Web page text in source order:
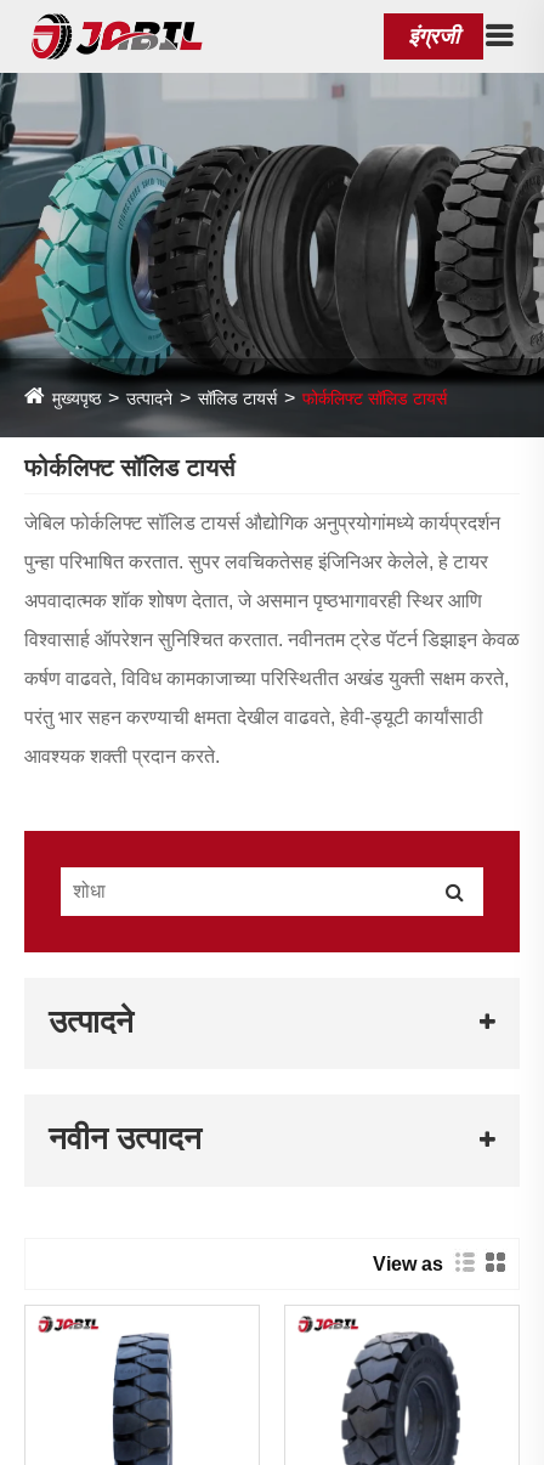
इंग्रजी
मुख्यपृष्ठ उत्पादने सॉलिड टायर्स फोर्कलिफ्ट सॉलिड टायर्स
फोर्कलिफ्ट सॉलिड टायर्स
जेबिल फोर्कलिफ्ट सॉलिड टायर्स औद्योगिक अनुप्रयोगांमध्ये कार्यप्रदर्शन
पुन्हा परिभाषित करतात. सुपर लवचिकतेसह इंजिनिअर केलेले, हे टायर
अपवादात्मक शॉक शोषण देतात, जे असमान पृष्ठभागावरही स्थिर आणि
विश्वासार्ह ऑपरेशन सुनिश्चित करतात. नवीनतम ट्रेड पॅटर्न डिझाइन केवळ
कर्षण वाढवते, विविध कामकाजाच्या परिस्थितीत अखंड युक्ती सक्षम करते,
परंतु भार सहन करण्याची क्षमता देखील वाढवते, हेवी-ड्यूटी कार्यांसाठी
आवश्यक शक्ती प्रदान करते.
उत्पादने
नवीन उत्पादन
View as